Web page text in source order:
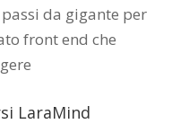
da gigante per
front end che
LaraMind